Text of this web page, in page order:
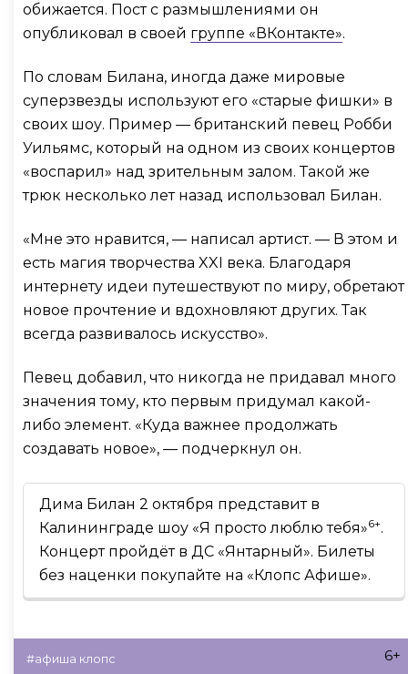
обижается. Пост с размышлениями он
опубликовал в своей группе «ВКонтакте».
По словам Билана, иногда даже мировые
суперзвезды используют его «старые фишки» в
своих шоу. Пример — британский певец Робби
Уильямс, который на одном из своих концертов
«воспарил» над зрительным залом. Такой же
трюк несколько лет назад использовал Билан.
«Мне это нравится, — написал артист. — В этом и
есть магия творчества XXI века. Благодаря
интернету идеи путешествуют по миру, обретают
новое прочтение и вдохновляют других. Так
всегда развивалось искусство».
Певец добавил, что никогда не придавал много
значения тому, кто первым придумал какой-
либо элемент. «Куда важнее продолжать
создавать новое», — подчеркнул он.
Дима Билан 2 октября представит в
Калининграде шоу «Я просто люблю тебя»6+.
Концерт пройдёт в ДС «Янтарный». Билеты
без наценки покупайте на «Клопс Афише».
6+
#афиша клопс